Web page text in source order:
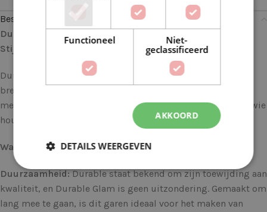
Beschrijving
Durable Glam 0321 Navy: Voor Glanzende Creaties met
Stijl
Durable Glam brengt een vleugje glamour in elke haak- en
breiproject. Dit luxueuze garen combineert duurzaamheid
met een sprankelende touch, waardoor het perfect is voor wie
houdt van een beetje glitter in hun creaties.
Waarom Durable Glam?
Duurzaamheid:Durable staat bekend om zijn toewijding aan
kwaliteit, en Durable Glam is geen uitzondering. Gemaakt om
lang mee te gaan, is dit garen ideaal voor het maken van
Functioneel
Niet-
geclassificeerd
AKKOORD
DETAILS WEERGEVEN